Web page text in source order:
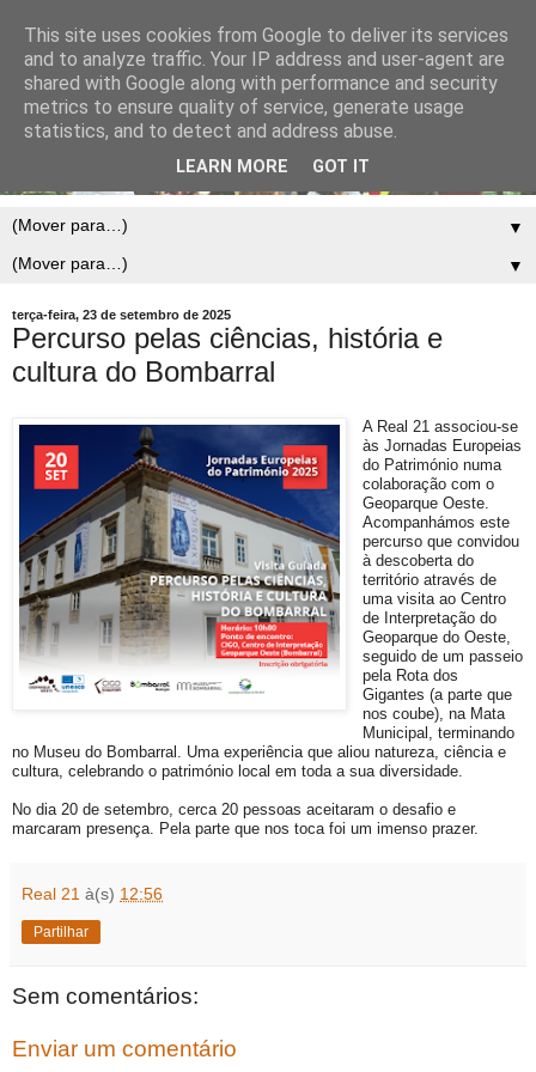
▼
▼
terça-feira, 23 de setembro de 2025
Percurso pelas ciências, história e
cultura do Bombarral
A Real 21 associou-se
às Jornadas Europeias
do Património numa
colaboração com o
Geoparque Oeste.
Acompanhámos este
percurso que convidou
à descoberta do
território através de
uma visita ao Centro
de Interpretação do
Geoparque do Oeste,
seguido de um passeio
pela Rota dos
Gigantes (a parte que
nos coube), na Mata
Municipal, terminando
no Museu do Bombarral. Uma experiência que aliou natureza, ciência e
cultura, celebrando o património local em toda a sua diversidade.
No dia 20 de setembro, cerca 20 pessoas aceitaram o desafio e
marcaram presença. Pela parte que nos toca foi um imenso prazer.
Real 21 à(s) 12:56
Partilhar
Sem comentários:
Enviar um comentário
This site uses cookies from Google to deliver its services
and to analyze traffic. Your IP address and user-agent are
shared with Google along with performance and security
metrics to ensure quality of service, generate usage
statistics, and to detect and address abuse.
LEARN MORE GOT IT